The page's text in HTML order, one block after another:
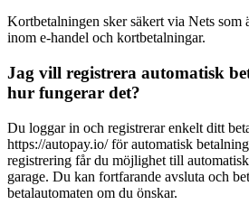
Kortbetalningen sker säkert via Nets som
inom e-handel och kortbetalningar.
Jag vill registrera automatisk
hur fungerar det?
Du loggar in och registrerar enkelt ditt
https://autopay.io/ för automatisk
registrering får du möjlighet till
garage. Du kan fortfarande avsluta och
betalautomaten om du önskar.